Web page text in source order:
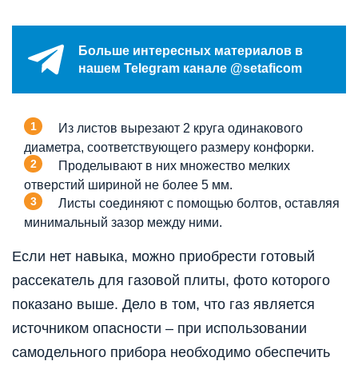
Больше интересных материалов в
нашем Telegram канале @setaficom
Из листов вырезают 2 круга одинакового
диаметра, соответствующего размеру конфорки.
Проделывают в них множество мелких
отверстий шириной не более 5 мм.
Листы соединяют с помощью болтов, оставляя
минимальный зазор между ними.
Если нет навыка, можно приобрести готовый
рассекатель для газовой плиты, фото которого
показано выше. Дело в том, что газ является
источником опасности – при использовании
самодельного прибора необходимо обеспечить